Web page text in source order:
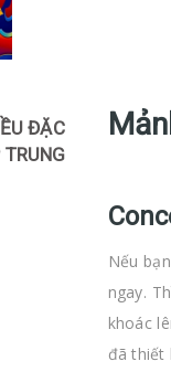
Nếu
ngay.
khoác
đã thiết
ĐẶC